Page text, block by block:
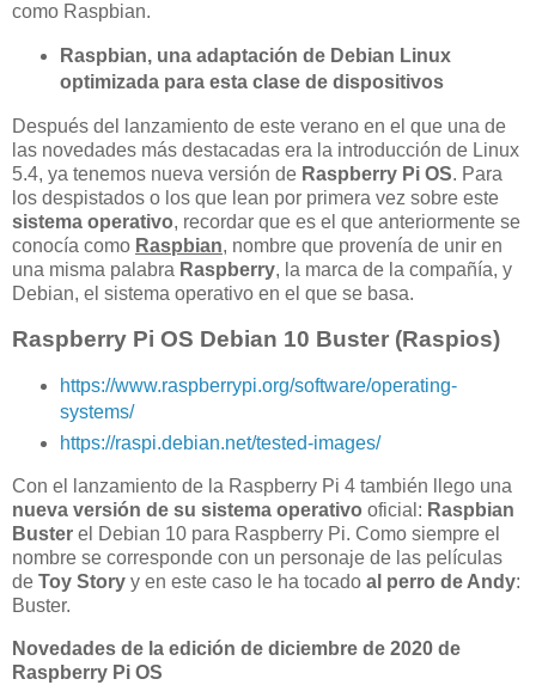
como Raspbian.
Raspbian, una adaptación de Debian Linux
optimizada para esta clase de dispositivos
Después del lanzamiento de este verano en el que una de
las novedades más destacadas era la introducción de Linux
5.4, ya tenemos nueva versión de Raspberry Pi OS. Para
los despistados o los que lean por primera vez sobre este
sistema operativo, recordar que es el que anteriormente se
conocía como Raspbian, nombre que provenía de unir en
una misma palabra Raspberry, la marca de la compañía, y
Debian, el sistema operativo en el que se basa.
Raspberry Pi OS Debian 10 Buster (Raspios)
https://www.raspberrypi.org/software/operating-
systems/
https://raspi.debian.net/tested-images/
Con el lanzamiento de la Raspberry Pi 4 también llego una
nueva versión de su sistema operativo oficial: Raspbian
Buster el Debian 10 para Raspberry Pi. Como siempre el
nombre se corresponde con un personaje de las películas
de Toy Story y en este caso le ha tocado al perro de Andy:
Buster.
Novedades de la edición de diciembre de 2020 de
Raspberry Pi OS